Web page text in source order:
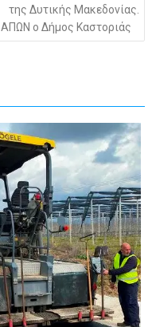
της Δυτικής Μακεδονίας.
ΑΠΩΝ ο Δήμος Καστοριάς